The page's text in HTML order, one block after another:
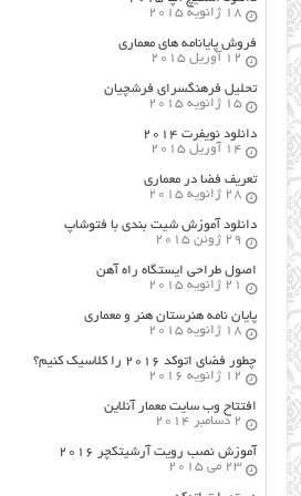
18 ژانویه 2015
فروش پایانامه های معماری
12 آوریل 2015
تحلیل فرهنگسرای فرشچیان
15 ژانویه 2015
دانلود نویفرت ۲۰۱۴
14 آوریل 2015
تعریف فضا در معماری
28 ژانویه 2015
دانلود آموزش شیت بندی با فتوشاپ
29 ژوئن 2015
اصول طراحي ایستگاه راه آهن
21 ژانویه 2015
پایان نامه هنرستان هنر و معماري
18 ژانویه 2015
چطور فضای اتوکد ۲۰۱۶ را کلاسیک کنیم؟
12 ژانویه 2016
افتتاح وب سایت معمار آنلاین
2 دسامبر 2014
آموزش نصب رویت آرشیتکچر ۲۰۱۶
23 می 2015